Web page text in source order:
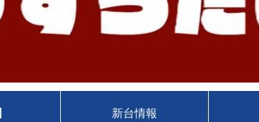
新台情報